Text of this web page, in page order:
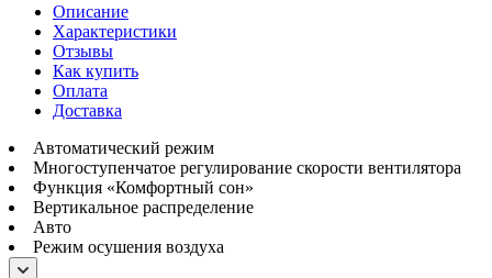
Описание
Характеристики
Отзывы
Как купить
Оплата
Доставка
Автоматический режим
Многоступенчатое регулирование скорости вентилятора
Функция «Комфортный сон»
Вертикальное распределение
Авто
Режим осушения воздуха